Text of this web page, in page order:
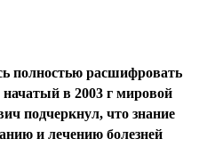
полностью расшифровать
в 2003 г мировой
подчеркнул, что знание
и лечению болезней